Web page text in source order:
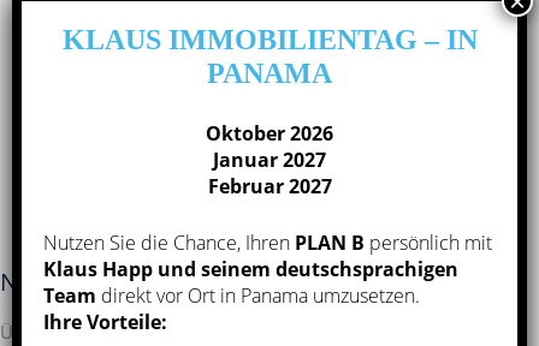
zu deninteressantesten Standortenfür Immobilien-
Investments und wir möchten gerneIhre
Vertrauensperson vor Ort sein und uns um Ihre
Immobilien in Panama nachhaltig kümmern.
Rentabel, sicher und schön
Newsletter-Anmeldung
Über unseren Newsletter erhalten Sie regelmäßig die
KLAUS IMMOBILIENTAG – IN
PANAMA
Oktober 2026
Januar 2027
Februar 2027
Nutzen Sie die Chance, Ihren PLAN B persönlich mit
Klaus Happ und seinem deutschsprachigen
Team direkt vor Ort in Panama umzusetzen.
Ihre Vorteile: